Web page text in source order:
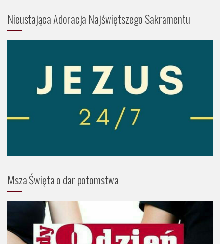
Nieustająca Adoracja Najświętszego Sakramentu
Msza Święta o dar potomstwa